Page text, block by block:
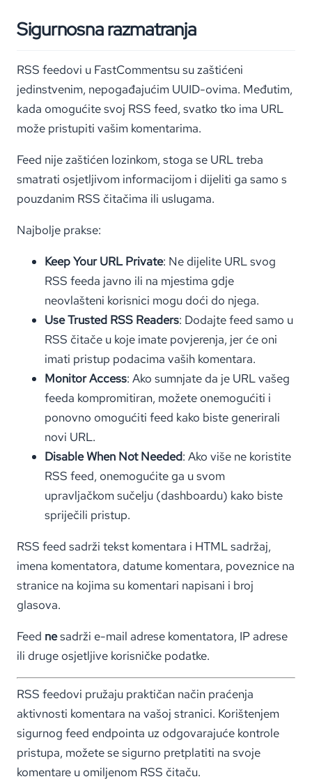
Sigurnosna razmatranja
RSS feedovi u FastCommentsu su zaštićeni
jedinstvenim, nepogađajućim UUID-ovima. Međutim,
kada omogućite svoj RSS feed, svatko tko ima URL
može pristupiti vašim komentarima.
Feed nije zaštićen lozinkom, stoga se URL treba
smatrati osjetljivom informacijom i dijeliti ga samo s
pouzdanim RSS čitačima ili uslugama.
Najbolje prakse:
Keep Your URL Private: Ne dijelite URL svog
RSS feeda javno ili na mjestima gdje
neovlašteni korisnici mogu doći do njega.
Use Trusted RSS Readers: Dodajte feed samo u
RSS čitače u koje imate povjerenja, jer će oni
imati pristup podacima vaših komentara.
Monitor Access: Ako sumnjate da je URL vašeg
feeda kompromitiran, možete onemogućiti i
ponovno omogućiti feed kako biste generirali
novi URL.
Disable When Not Needed: Ako više ne koristite
RSS feed, onemogućite ga u svom
upravljačkom sučelju (dashboardu) kako biste
spriječili pristup.
RSS feed sadrži tekst komentara i HTML sadržaj,
imena komentatora, datume komentara, poveznice na
stranice na kojima su komentari napisani i broj
glasova.
Feed nesadrži e-mail adrese komentatora, IP adrese
ili druge osjetljive korisničke podatke.
RSS feedovi pružaju praktičan način praćenja
aktivnosti komentara na vašoj stranici. Korištenjem
sigurnog feed endpointa uz odgovarajuće kontrole
pristupa, možete se sigurno pretplatiti na svoje
komentare u omiljenom RSS čitaču.